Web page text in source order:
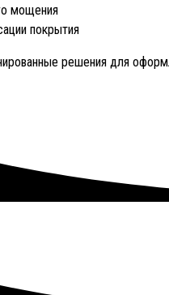
мощения
покрытия
решения для